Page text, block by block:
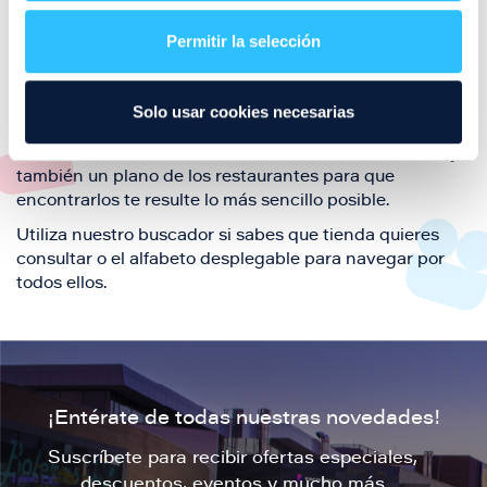
Permitir la selección
Solo usar cookies necesarias
también de nuestra oferta de ocio y shopping durante
tu visita.
El este directorio de restaurantes de Puerto Venecia
también un plano de los restaurantes para que
encontrarlos te resulte lo más sencillo posible.
Utiliza nuestro buscador si sabes que tienda quieres
consultar o el alfabeto desplegable para navegar por
todos ellos.
¡Entérate de todas nuestras novedades!
Suscríbete para recibir ofertas especiales,